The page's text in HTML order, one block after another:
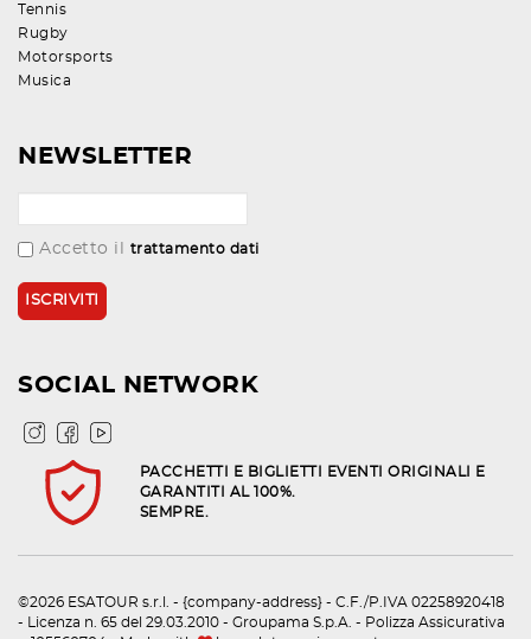
Tennis
Rugby
Motorsports
Musica
NEWSLETTER
Accetto il trattamento dati
SOCIAL NETWORK
PACCHETTI E BIGLIETTI EVENTI ORIGINALI E
GARANTITI AL 100%.
SEMPRE.
©2026 ESATOUR s.r.l. - {company-address} - C.F./P.IVA 02258920418
- Licenza n. 65 del 29.03.2010 - Groupama S.p.A. - Polizza Assicurativa